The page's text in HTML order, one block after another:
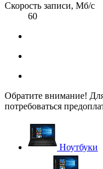
Скорость записи, Мб/с
60
Обратите внимание!
потребоваться
Ноутбуки